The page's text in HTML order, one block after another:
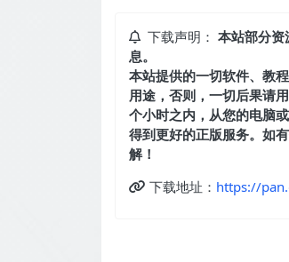
下载声明： 本站部分资
息。
本站提供的一切软件、教
用途，否则，一切后果请
个小时之内，从您的电脑
得到更好的正版服务。如
解！
下载地址： https://